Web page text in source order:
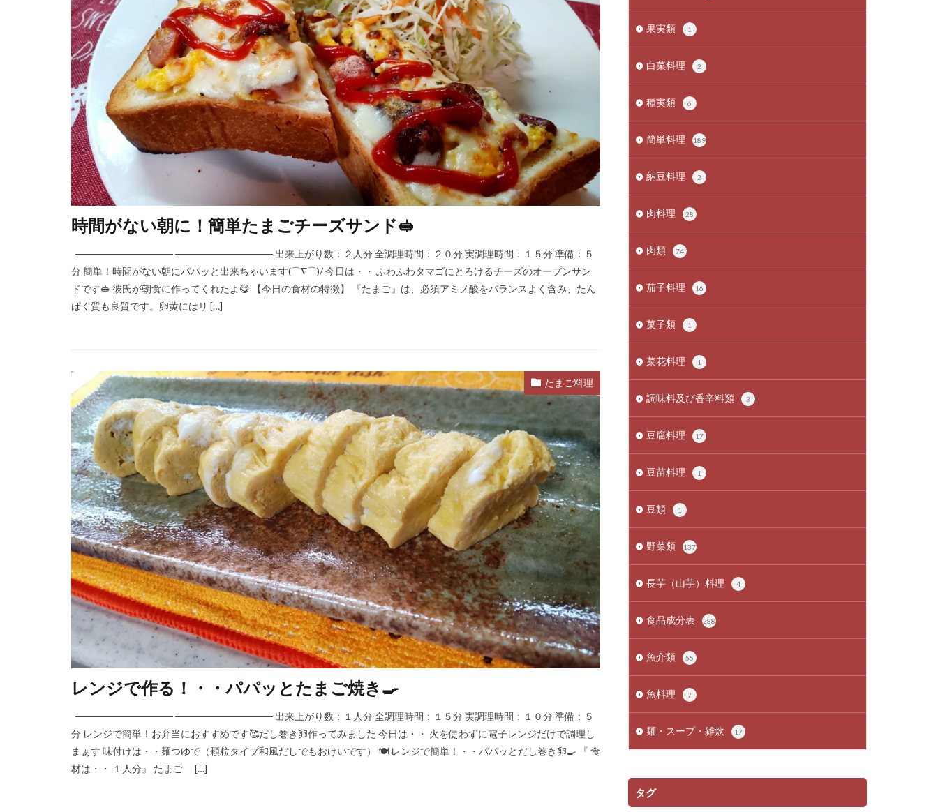
時間がない朝に！簡単たまごチーズサンド🥪
────────────── ────────────── 出来上がり数：２人分 全調理時間：２０分 実調理時間：１５分 準備：５
分 簡単！時間がない朝にパパッと出来ちゃいます(⌒∇⌒)/ 今日は・・ ふわふわタマゴにとろけるチーズのオープンサン
ドです🥪 彼氏が朝食に作ってくれたよ😋 【今日の食材の特徴】 『たまご』は、必須アミノ酸をバランスよく含み、たん
ぱく質も良質です。卵黄にはリ […]
たまご料理
レンジで作る！・・パパッとたまご焼き🍳
────────────── ────────────── 出来上がり数：１人分 全調理時間：１５分 実調理時間：１０分 準備：５
分 レンジで簡単！お弁当におすすめです🥰だし巻き卵作ってみました 今日は・・ 火を使わずに電子レンジだけで調理し
まぁす 味付けは・・麺つゆで（顆粒タイプ和風だしでもおけいです） 🍽 レンジで簡単！・・パパッとだし巻き卵🍳 『 食
材は・・ １人分』 たまご […]
果実類 1
白菜料理 2
種実類 6
簡単料理 189
納豆料理 2
肉料理 28
肉類 74
茄子料理 16
菓子類 1
菜花料理 1
調味料及び香辛料類 3
豆腐料理 17
豆苗料理 1
豆類 1
野菜類 137
長芋（山芋）料理 4
食品成分表 288
魚介類 55
魚料理 7
麺・スープ・雑炊 17
タグ